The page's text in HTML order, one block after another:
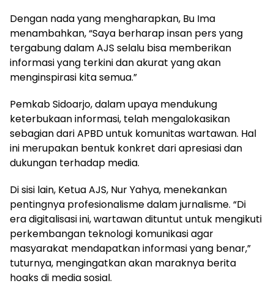
Dengan nada yang mengharapkan, Bu Ima
menambahkan, “Saya berharap insan pers yang
tergabung dalam AJS selalu bisa memberikan
informasi yang terkini dan akurat yang akan
menginspirasi kita semua.”
Pemkab Sidoarjo, dalam upaya mendukung
keterbukaan informasi, telah mengalokasikan
sebagian dari APBD untuk komunitas wartawan. Hal
ini merupakan bentuk konkret dari apresiasi dan
dukungan terhadap media.
Di sisi lain, Ketua AJS, Nur Yahya, menekankan
pentingnya profesionalisme dalam jurnalisme. “Di
era digitalisasi ini, wartawan dituntut untuk mengikuti
perkembangan teknologi komunikasi agar
masyarakat mendapatkan informasi yang benar,”
tuturnya, mengingatkan akan maraknya berita
hoaks di media sosial.